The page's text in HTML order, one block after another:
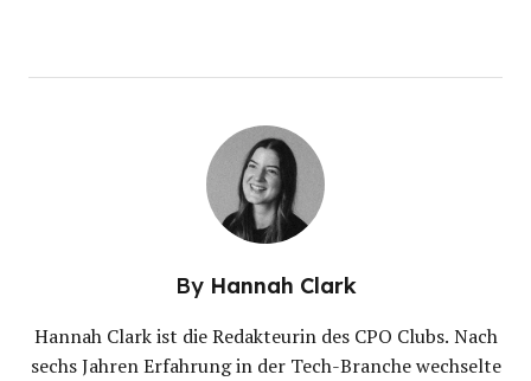
By Hannah Clark
Hannah Clark ist die Redakteurin des CPO Clubs. Nach
sechs Jahren Erfahrung in der Tech-Branche wechselte